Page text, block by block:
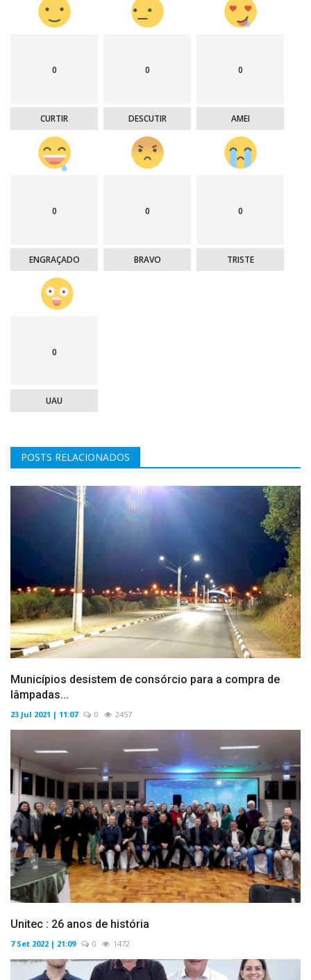
0
CURTIR
0
DESCUTIR
0
AMEI
0
ENGRAÇADO
0
BRAVO
0
TRISTE
0
UAU
POSTS RELACIONADOS
Municípios desistem de consórcio para a compra de
lâmpadas...
23 Jul 2021 | 11:07 0 2457
Unitec : 26 anos de história
7 Set 2022 | 21:09 0 1472